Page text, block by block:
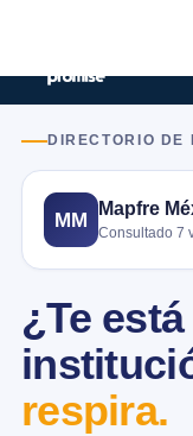
DIRECTORIO DE
MM
Mapfre
Consultado 7
¿Te
respira.